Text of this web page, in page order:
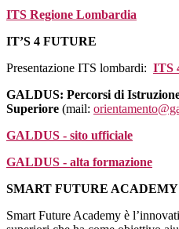
ITS Regione Lombardia
IT’S 4 FUTURE
Presentazione ITS lombardi: ITS
GALDUS: Percorsi di
Superiore (mail:
GALDUS - sito ufficiale
GALDUS - alta formazione
SMART FUTURE ACADEMY
Smart Future Academy è